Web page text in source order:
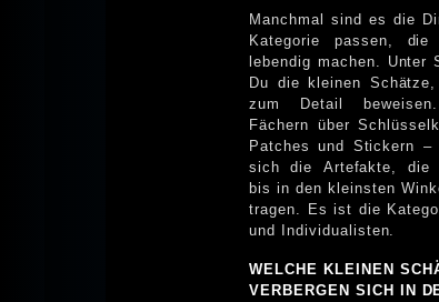
Manchmal sind es die
Kategorie passen,
lebendig machen. Unter
Du die kleinen
zum Detail
Fächern über
Patches und Stickern –
sich die Artefakte, die
bis in den kleinsten Winkel
tragen. Es ist die
und Individualisten.
WELCHE KLEINEN
VERBERGEN SICH IN